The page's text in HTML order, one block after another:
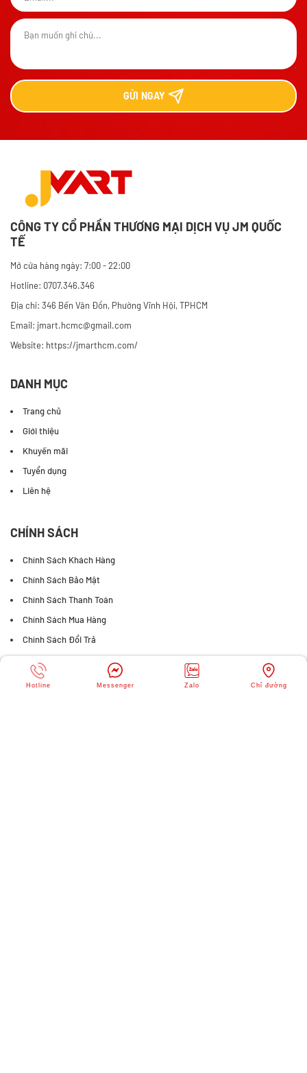
GỬI NGAY
CÔNG TY CỔ PHẦN THƯƠNG MẠI DỊCH VỤ JM QUỐC
TẾ
Mở cửa hàng ngày: 7:00 - 22:00
Hotline: 0707.346.346
Địa chỉ: 346 Bến Vân Đồn, Phường Vĩnh Hội, TPHCM
Email: jmart.hcmc@gmail.com
Website: https://jmarthcm.com/
DANH MỤC
Trang chủ
Giới thiệu
Khuyến mãi
Tuyển dụng
Liên hệ
CHÍNH SÁCH
Chính Sách Khách Hàng
Chính Sách Bảo Mật
Chính Sách Thanh Toán
Chính Sách Mua Hàng
Chính Sách Đổi Trả
FANPAGE FACEBOOK
Hotline Messenger Zalo Chỉ đường